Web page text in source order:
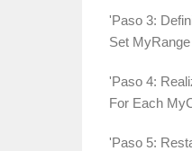
'Paso 3:
Set
'Paso 4:
For Each
'Paso 5: